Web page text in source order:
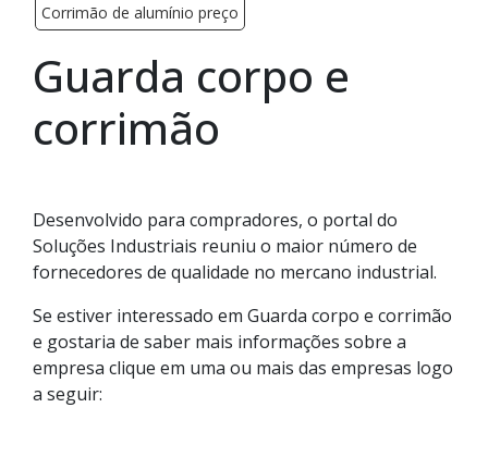
Corrimão de alumínio preço
Guarda corpo e
corrimão
Desenvolvido para compradores, o portal do
Soluções Industriais reuniu o maior número de
fornecedores de qualidade no mercano industrial.
Se estiver interessado em Guarda corpo e corrimão
e gostaria de saber mais informações sobre a
empresa clique em uma ou mais das empresas logo
a seguir: